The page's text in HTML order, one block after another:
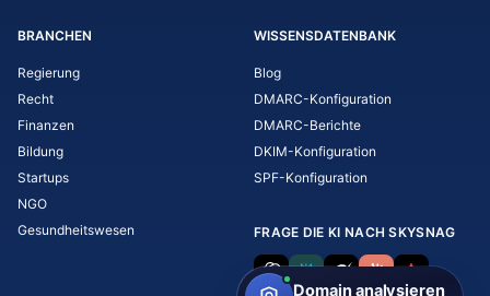
BRANCHEN
Regierung
Recht
Finanzen
Bildung
Startups
NGO
Gesundheitswesen
WISSENSDATENBANK
Blog
DMARC-Konfiguration
DMARC-Berichte
DKIM-Konfiguration
SPF-Konfiguration
FRAGE DIE KI NACH SKYSNAG